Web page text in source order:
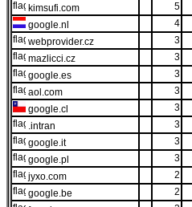
kimsufi.com
5
google.nl
4
webprovider.cz
3
mazlicci.cz
3
google.es
3
aol.com
3
google.cl
3
.intran
3
google.it
3
google.pl
3
jyxo.com
2
google.be
2